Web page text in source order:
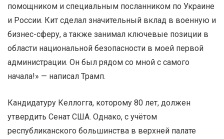
помощником и специальным посланником по Украине
и России. Кит сделал значительный вклад в военную и
бизнес-сферу, а также занимал ключевые позиции в
области национальной безопасности в моей первой
администрации. Он был рядом со мной с самого
начала!» — написал Трамп.
Кандидатуру Келлогга, которому 80 лет, должен
утвердить Сенат США. Однако, с учётом
республиканского большинства в верхней палате